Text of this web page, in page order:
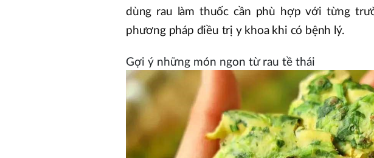
dùng rau làm thuốc cần phù hợp với từng
phương pháp điều trị y khoa khi có bệnh lý.
Gợi ý những món ngon từ rau tề thái